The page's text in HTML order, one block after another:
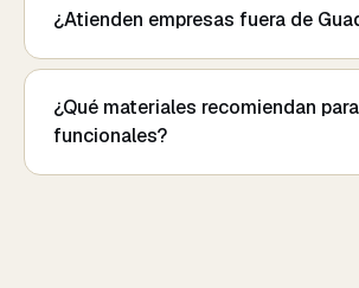
¿Atienden empresas fuera de
¿Qué materiales recomiendan
funcionales?